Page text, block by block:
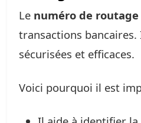
Le numéro de routage
transactions bancaires.
sécurisées et efficaces.
Voici pourquoi il est